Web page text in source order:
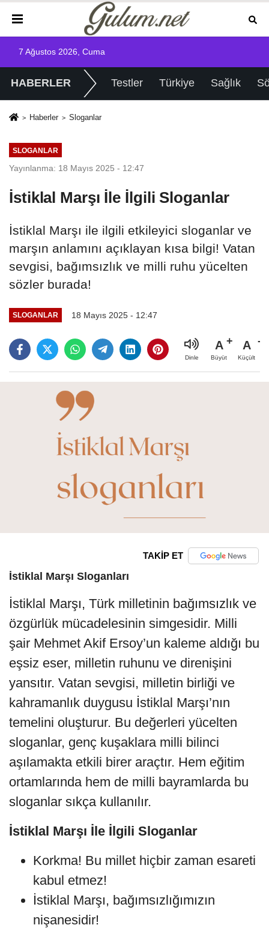
7 Ağustos 2026, Cuma
HABERLER Testler Türkiye Sağlık
Haberler Sloganlar
SLOGANLAR
Yayınlanma: 18 Mayıs 2025 - 12:47
İstiklal Marşı İle İlgili Sloganlar
İstiklal Marşı ile ilgili etkileyici sloganlar ve
marşın anlamını açıklayan kısa bilgi! Vatan
sevgisi, bağımsızlık ve milli ruhu yücelten
sözler burada!
SLOGANLAR 18 Mayıs 2025 - 12:47
Dinle
A
Büyüt
A
Küçült
TAKİP ET
İstiklal Marşı Sloganları
İstiklal Marşı, Türk milletinin bağımsızlık ve
özgürlük mücadelesinin simgesidir. Milli
şair Mehmet Akif Ersoy’un kaleme aldığı bu
eşsiz eser, milletin ruhunu ve direnişini
yansıtır. Vatan sevgisi, milletin birliği ve
kahramanlık duygusu İstiklal Marşı’nın
temelini oluşturur. Bu değerleri yücelten
sloganlar, genç kuşaklara milli bilinci
aşılamakta etkili birer araçtır. Hem eğitim
ortamlarında hem de milli bayramlarda bu
sloganlar sıkça kullanılır.
İstiklal Marşı İle İlgili Sloganlar
Korkma! Bu millet hiçbir zaman esareti
kabul etmez!
İstiklal Marşı, bağımsızlığımızın
nişanesidir!